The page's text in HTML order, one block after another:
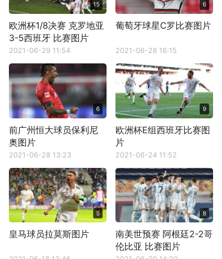
15
欧洲杯1/8决赛 克罗地亚
3-5西班牙 比赛图片
2021-06-29 11:54
6
葡萄牙球星C罗比赛图片
2021-06-28 16:15
6
前广州恒大球员保利尼
奥图片
2021-06-28 13:23
9
欧洲杯E组西班牙比赛图
片
2021-06-24 11:52
5
皇马球员拉莫斯图片
8
南美世预赛 阿根廷2-2哥
伦比亚 比赛图片